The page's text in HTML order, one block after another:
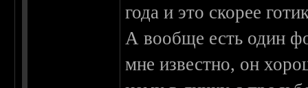
года и это скорее
А вообще есть один
мне известно, он